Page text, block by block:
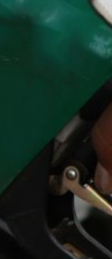
política en
Irán-Omán